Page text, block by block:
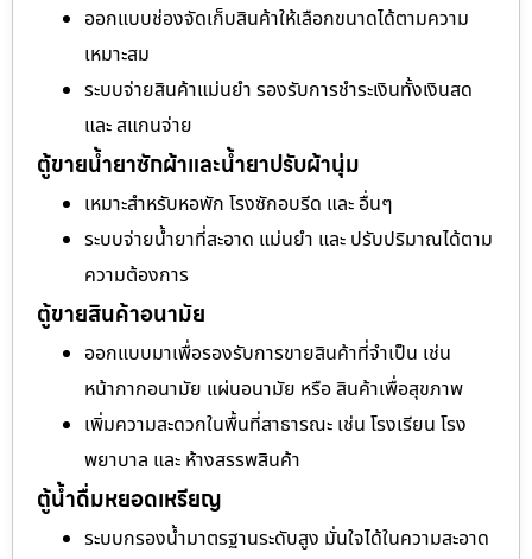
ออกแบบช่องจัดเก็บสินค้าให้เลือกขนาดได้ตามความ
เหมาะสม
ระบบจ่ายสินค้าแม่นยำ รองรับการชำระเงินทั้งเงินสด
และ สแกนจ่าย
ตู้ขายน้ำยาซักผ้าและน้ำยาปรับผ้านุ่ม
เหมาะสำหรับหอพัก โรงซักอบรีด และ อื่นๆ
ระบบจ่ายน้ำยาที่สะอาด แม่นยำ และ ปรับปริมาณได้ตาม
ความต้องการ
ตู้ขายสินค้าอนามัย
ออกแบบมาเพื่อรองรับการขายสินค้าที่จำเป็น เช่น
หน้ากากอนามัย แผ่นอนามัย หรือ สินค้าเพื่อสุขภาพ
เพิ่มความสะดวกในพื้นที่สาธารณะ เช่น โรงเรียน โรง
พยาบาล และ ห้างสรรพสินค้า
ตู้น้ำดื่มหยอดเหรียญ
ระบบกรองน้ำมาตรฐานระดับสูง มั่นใจได้ในความสะอาด